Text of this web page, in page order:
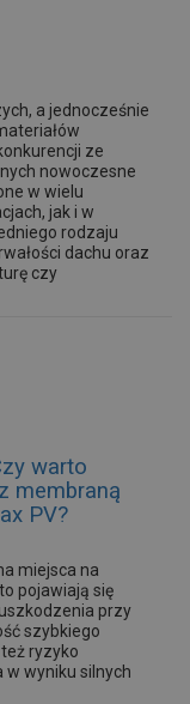
a jednocześnie
ze
nowoczesne
w wielu
jak i w
rodzaju
dachu oraz
czy
warto
membraną
PV?
miejsca na
pojawiają się
przy
szybkiego
ryzyko
wyniku silnych